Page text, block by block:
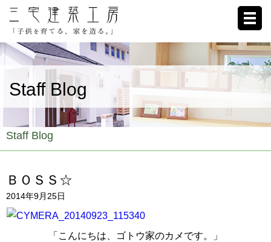
ホーム
家への想い
施工例
ブログ
お客様の声
Staff Blog
Staff Blog
ＢＯＳＳ☆
2014年9月25日
「こんにちは、ゴトウ家のカメです。」